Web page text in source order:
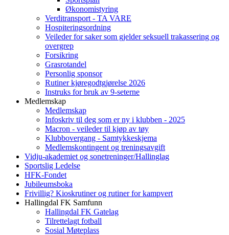
Økonomistyring
Verditransport - TA VARE
Hospiteringsordning
Veileder for saker som gjelder seksuell trakassering og
overgrep
Forsikring
Grasrotandel
Personlig sponsor
Rutiner kjøregodtgjørelse 2026
Instruks for bruk av 9-seterne
Medlemskap
Medlemskap
Infoskriv til deg som er ny i klubben - 2025
Macron - veileder til kjøp av tøy
Klubbovergang - Samtykkeskjema
Medlemskontingent og treningsavgift
Vidju-akademiet og sonetreninger/Hallinglag
Sportslig Ledelse
HFK-Fondet
Jubileumsboka
Frivillig? Kioskrutiner og rutiner for kampvert
Hallingdal FK Samfunn
Hallingdal FK Gatelag
Tilrettelagt fotball
Sosial Møteplass